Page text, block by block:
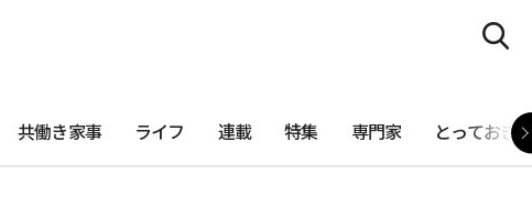
共働き家事 ライフ 連載 特集 専門家 とっておき